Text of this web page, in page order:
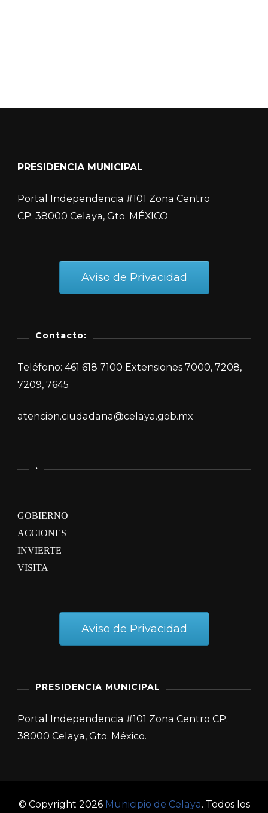
PRESIDENCIA MUNICIPAL
Portal Independencia #101 Zona Centro
CP. 38000 Celaya, Gto. MÉXICO
Aviso de Privacidad
Contacto:
Teléfono: 461 618 7100 Extensiones 7000, 7208,
7209, 7645
atencion.ciudadana@celaya.gob.mx
.
GOBIERNO
ACCIONES
INVIERTE
VISITA
Aviso de Privacidad
PRESIDENCIA MUNICIPAL
Portal Independencia #101 Zona Centro CP.
38000 Celaya, Gto. México.
© Copyright 2026 Municipio de Celaya. Todos los